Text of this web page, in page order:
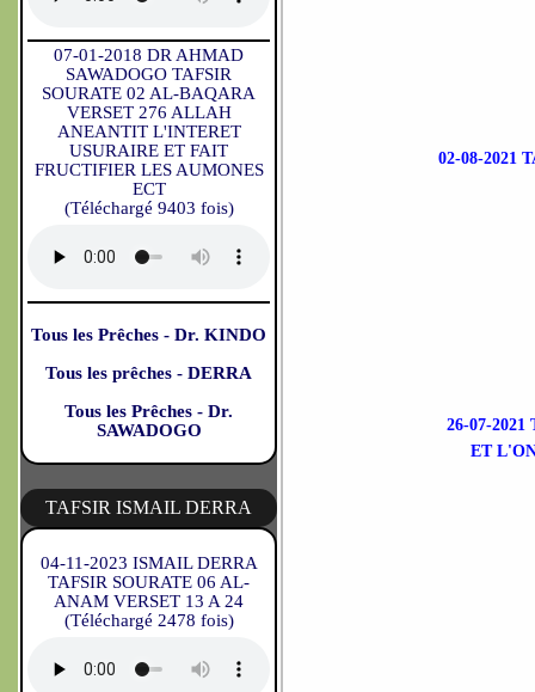
07-01-2018 DR AHMAD
SAWADOGO TAFSIR
SOURATE 02 AL-BAQARA
VERSET 276 ALLAH
ANEANTIT L'INTERET
USURAIRE ET FAIT
FRUCTIFIER LES AUMONES
ECT
(Téléchargé 9403 fois)
Tous les Prêches - Dr. KINDO
Tous les prêches - DERRA
Tous les Prêches - Dr.
SAWADOGO
TAFSIR ISMAIL DERRA
04-11-2023 ISMAIL DERRA
TAFSIR SOURATE 06 AL-
ANAM VERSET 13 A 24
(Téléchargé 2478 fois)
02-08-2021
26-07-
ET